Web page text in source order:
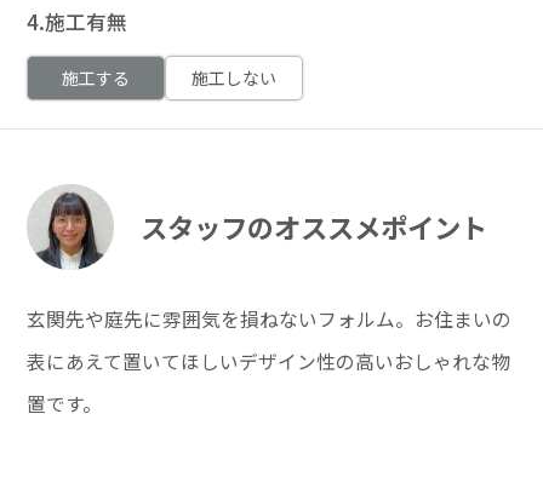
4.施工有無
施工する 施工しない
スタッフのオススメポイント
玄関先や庭先に雰囲気を損ねないフォルム。お住まいの
表にあえて置いてほしいデザイン性の高いおしゃれな物
置です。